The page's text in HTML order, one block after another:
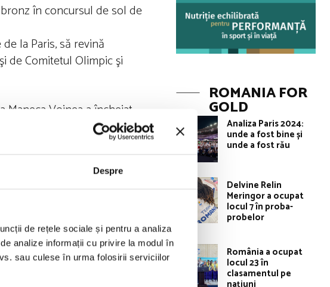
Despre
de rețele sociale și pentru a analiza
analize informații cu privire la modul în
sau culese în urma folosirii serviciilor
în concursul de sol de
la Paris, să revină
de Comitetul Olimpic şi
Voinea a încheiat
(TAS), FIG confirmă
în conformitate cu
ROMANIA FOR
GOLD
Analiza Paris 2024:
unde a fost bine și
unde a fost rău
Delvine Relin
Meringor a ocupat
locul 7 în proba-
probelor
România a ocupat
locul 23 în
clasamentul pe
națiuni